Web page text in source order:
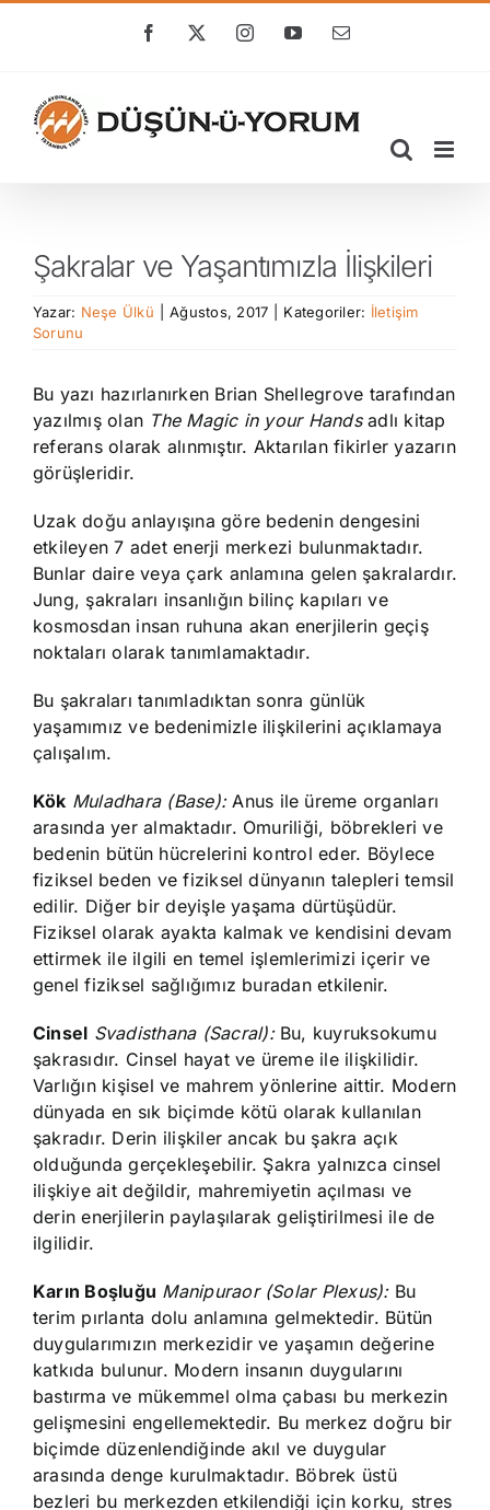
Facebook
X InstagramYouTube
E-
Şakralar ve Yaşantımızla İlişkileri
Yazar: Neşe Ülkü Ağustos, 2017 Kategoriler: İletişim
Sorunu
Bu yazı hazırlanırken Brian Shellegrove tarafından
yazılmış olan The Magic in your Handsadlı kitap
referans olarak alınmıştır. Aktarılan fikirler yazarın
görüşleridir.
Uzak doğu anlayışına göre bedenin dengesini
etkileyen 7 adet enerji merkezi bulunmaktadır.
Bunlar daire veya çark anlamına gelen şakralardır.
Jung, şakraları insanlığın bilinç kapıları ve
kosmosdan insan ruhuna akan enerjilerin geçiş
noktaları olarak tanımlamaktadır.
Bu şakraları tanımladıktan sonra günlük
yaşamımız ve bedenimizle ilişkilerini açıklamaya
çalışalım.
Kök Muladhara (Base):Anus ile üreme organları
arasında yer almaktadır. Omuriliği, böbrekleri ve
bedenin bütün hücrelerini kontrol eder. Böylece
fiziksel beden ve fiziksel dünyanın talepleri temsil
edilir. Diğer bir deyişle yaşama dürtüşüdür.
Fiziksel olarak ayakta kalmak ve kendisini devam
ettirmek ile ilgili en temel işlemlerimizi içerir ve
genel fiziksel sağlığımız buradan etkilenir.
Cinsel Svadisthana (Sacral):Bu, kuyruksokumu
şakrasıdır. Cinsel hayat ve üreme ile ilişkilidir.
Varlığın kişisel ve mahrem yönlerine aittir. Modern
dünyada en sık biçimde kötü olarak kullanılan
şakradır. Derin ilişkiler ancak bu şakra açık
olduğunda gerçekleşebilir. Şakra yalnızca cinsel
ilişkiye ait değildir, mahremiyetin açılması ve
derin enerjilerin paylaşılarak geliştirilmesi ile de
ilgilidir.
Karın Boşluğu Manipuraor (Solar Plexus):Bu
terim pırlanta dolu anlamına gelmektedir. Bütün
duygularımızın merkezidir ve yaşamın değerine
katkıda bulunur. Modern insanın duygularını
bastırma ve mükemmel olma çabası bu merkezin
gelişmesini engellemektedir. Bu merkez doğru bir
biçimde düzenlendiğinde akıl ve duygular
arasında denge kurulmaktadır. Böbrek üstü
bezleri bu merkezden etkilendiği için korku, stres